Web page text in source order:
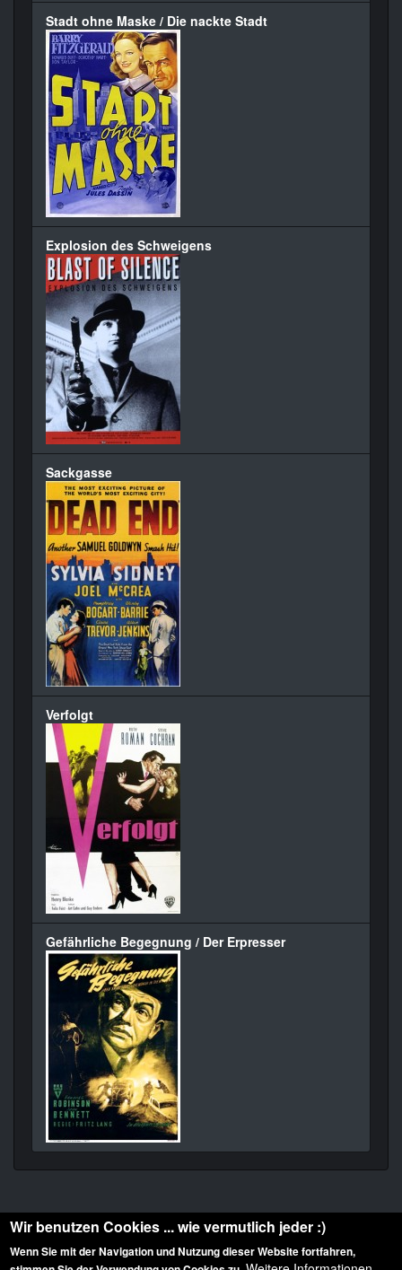
Stadt ohne Maske / Die nackte Stadt
Explosion des Schweigens
Sackgasse
Verfolgt
Gefährliche Begegnung / Der Erpresser
Wir benutzen Cookies ... wie vermutlich jeder :)
Wenn Sie mit der Navigation und Nutzung dieser Website fortfahren,